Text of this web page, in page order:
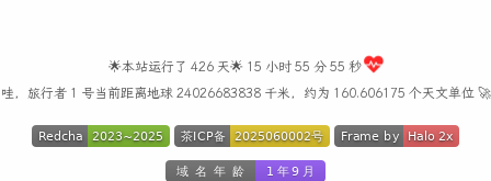
🌟本站运行了 426 天🌟 15 小时 55 分 57 秒
哇，旅行者 1 号当前距离地球 24026683872 千米，约为 160.606176 个天文单位 🚀